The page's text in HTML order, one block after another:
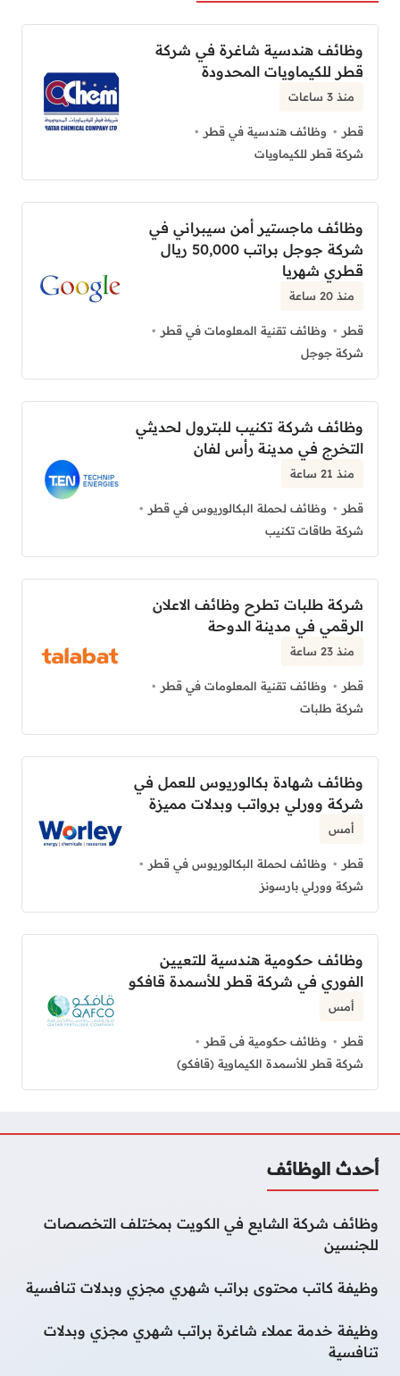
وظائف هندسية شاغرة في شركة
قطر للكيماويات المحدودة
منذ 3 ساعات
قطر
وظائف هندسية في قطر
شركة قطر للكيماويات
وظائف ماجستير أمن سيبراني في
شركة جوجل براتب 50,000 ريال
قطري شهريا
منذ 20 ساعة
قطر
وظائف تقنية المعلومات في قطر
شركة جوجل
وظائف شركة تكنيب للبترول لحديثي
التخرج في مدينة رأس لفان
منذ 21 ساعة
قطر
وظائف لحملة البكالوريوس في قطر
شركة طاقات تكنيب
شركة طلبات تطرح وظائف الاعلان
الرقمي في مدينة الدوحة
منذ 23 ساعة
قطر
وظائف تقنية المعلومات في قطر
شركة طلبات
وظائف شهادة بكالوريوس للعمل في
شركة وورلي برواتب وبدلات مميزة
أمس
قطر
وظائف لحملة البكالوريوس في قطر
شركة وورلي بارسونز
وظائف حكومية هندسية للتعيين
الفوري في شركة قطر للأسمدة قافكو
أمس
قطر
وظائف حكومية فى قطر
شركة قطر للأسمدة الكيماوية (قافكو)
أحدث الوظائف
وظائف شركة الشايع في الكويت بمختلف التخصصات
للجنسين
وظيفة كاتب محتوى براتب شهري مجزي وبدلات تنافسية
وظيفة خدمة عملاء شاغرة براتب شهري مجزي وبدلات
تنافسية